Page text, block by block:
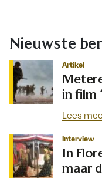
Nieuwste
Artikel
in film
Lees
Interview
In
maar